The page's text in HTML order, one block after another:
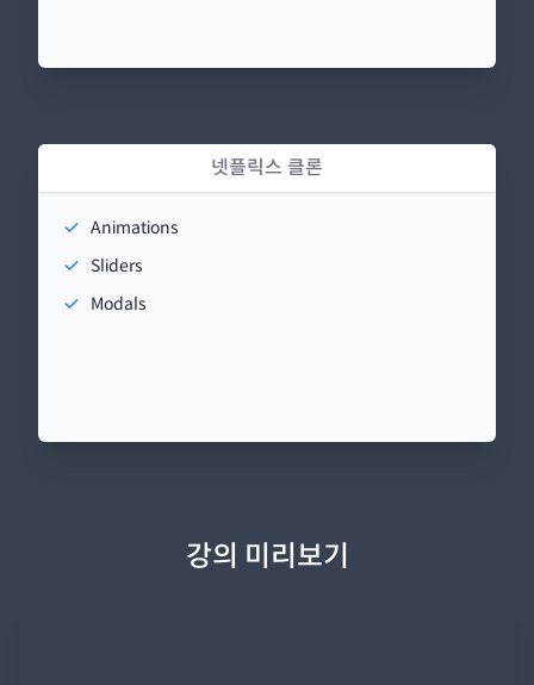
넷플릭스 클론
Animations
Sliders
Modals
강의 미리보기